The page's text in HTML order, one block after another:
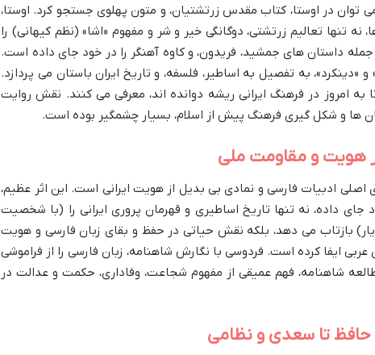
توان در اوستا، کتاب مقدس زرتشتیان، و متون پهلوی جستجو کرد. اوستا،
تنها تعالیم زرتشتی، دوگانگی خیر و شر و مفهوم «اشا» (نظم کیهانی) را
جمله داستان های جمشید، فریدون، و کاوه آهنگر را در خود جای داده است.
به تفصیل به اساطیر، فلسفه، و تاریخ ایران باستان می پردازد.
به امروز در فرهنگ ایرانی ریشه دوانده اند، معرفی می کنند. نقش روایت
ها و شکل گیری فرهنگ پیش از اسلام، بسیار چشمگیر بوده است.
هویت و مقاومت ملی
ادبیات فارسی و نمادی بی بدیل از هویت ایرانی است. این اثر عظیم،
داده، نه تنها تاریخ اساطیری و قهرمان پروری ایرانی را (با شخصیت
بازتاب می دهد، بلکه نقش حیاتی در حفظ و بقای زبان فارسی و هویت
ایفا کرده است. فردوسی با نگارش شاهنامه، زبان فارسی را از فراموشی
شاهنامه، فهم عمیقی از مفهوم شجاعت، وفاداری، حکمت و عدالت در
حافظ تا سعدی و نظامی